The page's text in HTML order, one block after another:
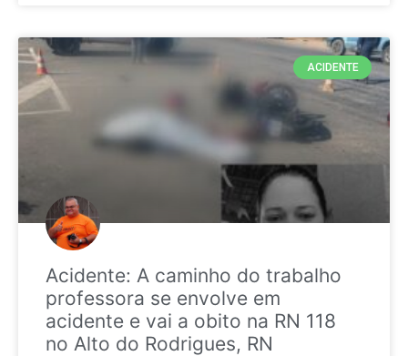
ACIDENTE
Acidente: A caminho do trabalho
professora se envolve em
acidente e vai a obito na RN 118
no Alto do Rodrigues, RN